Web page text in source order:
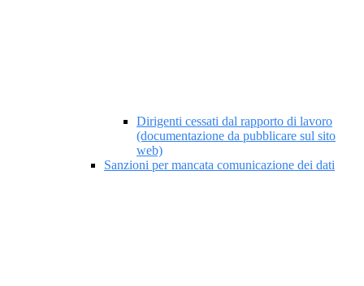
Dirigenti cessati dal rapporto di lavoro
(documentazione da pubblicare sul sito
web)
Sanzioni per mancata comunicazione dei dati